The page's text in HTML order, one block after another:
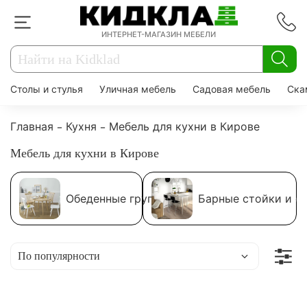
ИНТЕРНЕТ-МАГАЗИН МЕБЕЛИ
Столы и стулья Уличная мебель Садовая мебель
Главная Кухня
Мебель для кухни в Кирове
Мебель для кухни в Кирове
Обеденные группы Барные стойки и